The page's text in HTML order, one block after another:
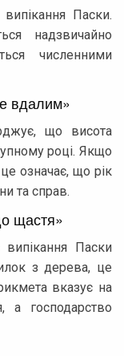
Паски.
надзвичайно
численними
вдалим»
що висота
році. Якщо
означає, що рік
та справ.
щастя»
Паски
з дерева, це
вказує на
а господарство